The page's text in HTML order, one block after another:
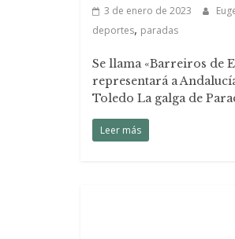
3 de enero de 2023
deportes, paradas
Se llama «Barreiros de
representará a
Toledo La galga de
Leer más